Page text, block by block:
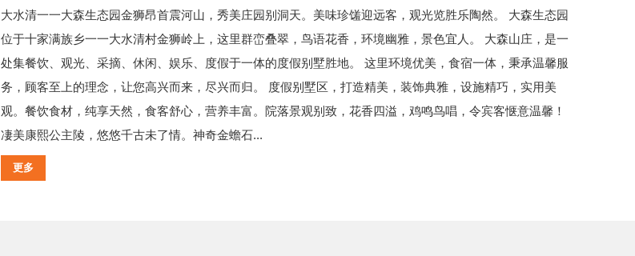
大水清一一大森生态园金狮昂首震河山，秀美庄园别洞天。美味珍馐迎远客，观光览胜乐陶然。 大森生态园
位于十家满族乡一一大水清村金狮岭上，这里群峦叠翠，鸟语花香，环境幽雅，景色宜人。 大森山庄，是一
处集餐饮、观光、采摘、休闲、娱乐、度假于一体的度假别墅胜地。 这里环境优美，食宿一体，秉承温馨服
务，顾客至上的理念，让您高兴而来，尽兴而归。 度假别墅区，打造精美，装饰典雅，设施精巧，实用美
观。餐饮食材，纯享天然，食客舒心，营养丰富。院落景观别致，花香四溢，鸡鸣鸟唱，令宾客惬意温馨！
凄美康熙公主陵，悠悠千古未了情。神奇金蟾石...
更多